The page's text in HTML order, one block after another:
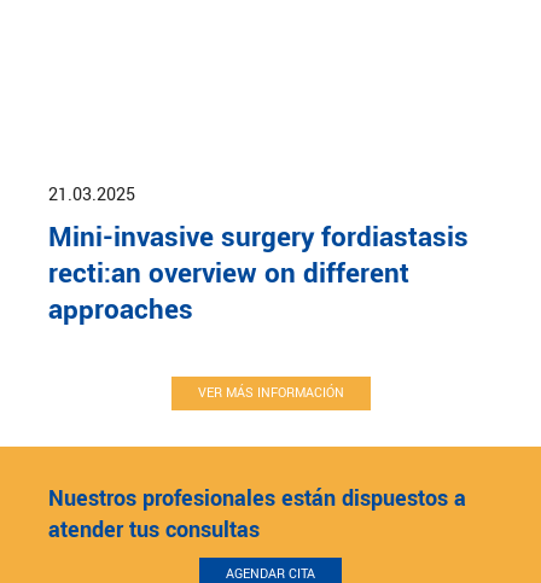
21.03.2025
Mini-invasive surgery fordiastasis
recti:an overview on different
approaches
VER MÁS INFORMACIÓN
Nuestros profesionales están dispuestos a
atender tus consultas
AGENDAR CITA